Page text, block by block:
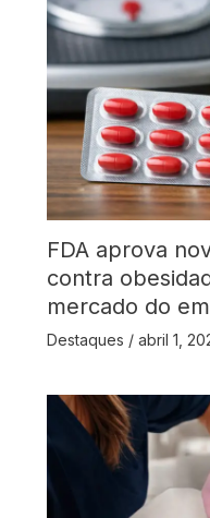
FDA aprova
contra
mercado do
Destaques / abril 1,